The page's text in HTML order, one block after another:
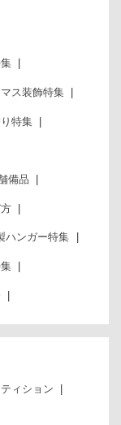
マス装飾特集
り特集
備品
ハンガー特集
ィション